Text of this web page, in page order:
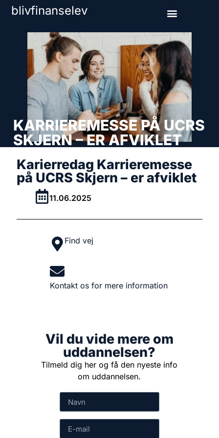
blivfinanselev
KARRIEREMESSE PÅ UCRS
SKJERN – ER AFVIKLET
Karierredag Karrieremesse
på UCRS Skjern – er afviklet
11.06.2025
Find vej
Kontakt os for mere information
Vil du vide mere om
uddannelsen?
Tilmeld dig her og få den nyeste info
om uddannelsen.